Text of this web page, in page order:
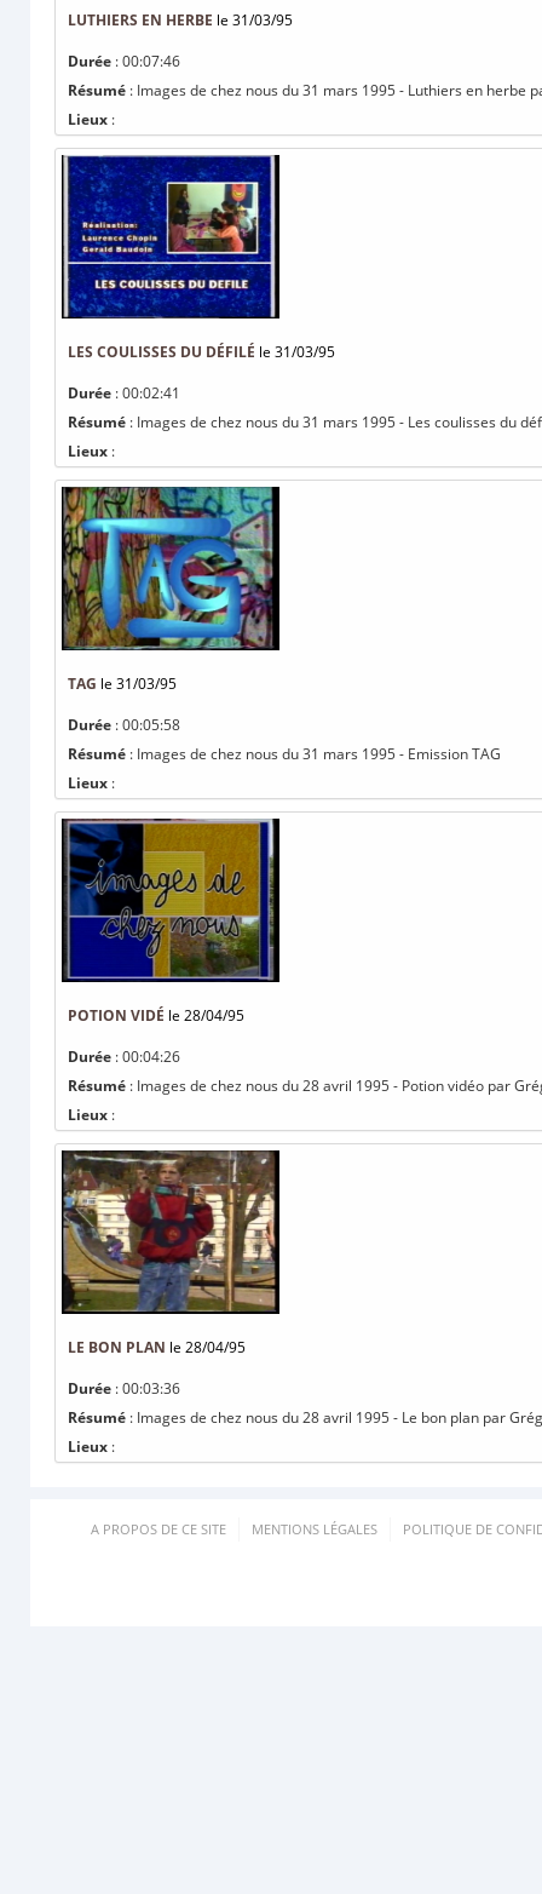
LUTHIERS EN HERBE le 31/03/95
Durée : 00:07:46
Résumé : Images de chez nous du 31 mars 1995 - Luthiers en herbe
Lieux :
LES COULISSES DU DÉFILÉ le 31/03/95
Durée : 00:02:41
Résumé : Images de chez nous du 31 mars 1995 - Les coulisses du
Lieux :
TAG le 31/03/95
Durée : 00:05:58
Résumé : Images de chez nous du 31 mars 1995 - Emission TAG
Lieux :
POTION VIDÉ le 28/04/95
Durée : 00:04:26
Résumé : Images de chez nous du 28 avril 1995 - Potion vidéo par
Lieux :
LE BON PLAN le 28/04/95
Durée : 00:03:36
Résumé : Images de chez nous du 28 avril 1995 - Le bon plan par
Lieux :
A PROPOS DE CE SITE MENTIONS LÉGALES POLITIQUE DE